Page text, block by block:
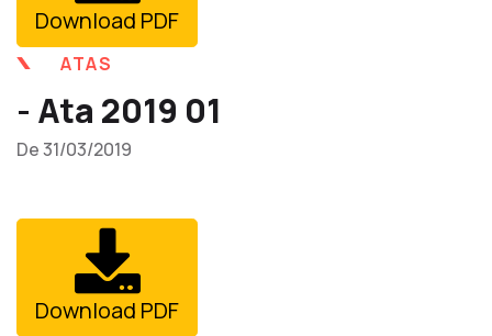
Download PDF
ATAS
- Ata 2019 01
De 31/03/2019
Download PDF